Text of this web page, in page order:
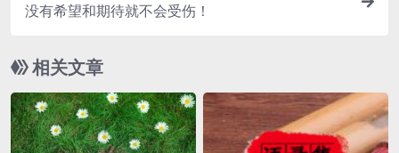
没有希望和期待就不会受伤！
相关文章